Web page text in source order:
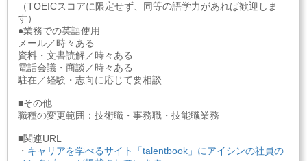
（TOEICスコアに限定せず、同等の語学力があれば歓迎しま
す）
●業務での英語使用
メール／時々ある
資料・文書読解／時々ある
電話会議・商談／時々ある
駐在／経験・志向に応じて要相談
■その他
職種の変更範囲：技術職・事務職・技能職業務
■関連URL
・ キャリアを学べるサイト「talentbook」にアイシンの社員の